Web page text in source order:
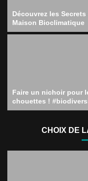
Découvrez les Secrets
Maison Bioclimatique
Faire un nichoir pour
chouettes !
CHOIX DE